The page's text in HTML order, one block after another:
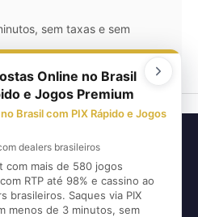
sem taxas e sem
Online no Brasil
e Jogos Premium
Brasil com PIX Rápido e Jogos
dealers brasileiros
com mais de 580 jogos
RTP até 98% e cassino ao
brasileiros. Saques via PIX
menos de 3 minutos, sem